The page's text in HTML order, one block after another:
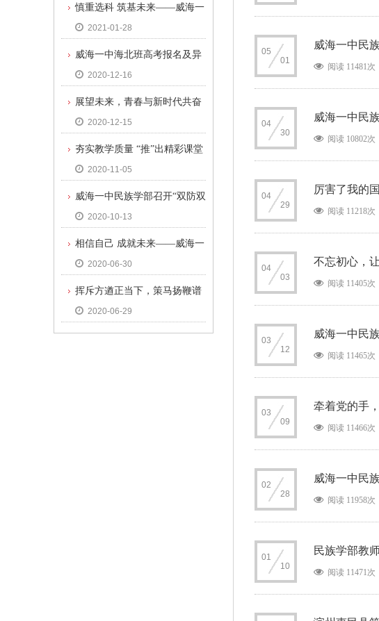
慎重选科 筑基未来——威海一
中民族学部高一年级选科动员大
会
2021-01-28
威海一中海北班高考报名及异
地班调研工作圆满结束
2020-12-16
展望未来，青春与新时代共奋
进——威海一中民族学部学习十
九届五中全会精神系列活动
2020-12-15
夯实教学质量 “推”出精彩课堂
——威海一中校领导视导民族学
部课堂
2020-11-05
威海一中民族学部召开“双防双
控”主题班会
2020-10-13
相信自己 成就未来——威海一
中民族学部召开高三主题班会及
家长会
2020-06-30
挥斥方遒正当下，策马扬鞭谱
新篇 2020-06-29
05
01
威海一中民
阅读 11481次
04
30
威海一中民
阅读 10802次
04
29
厉害了我的
阅读 11218次
04
03
不忘初心，
阅读 11405次
03
12
威海一中民
阅读 11465次
03
09
牵着党的手
阅读 11466次
02
28
威海一中民
阅读 11958次
01
10
民族学部教
阅读 11471次